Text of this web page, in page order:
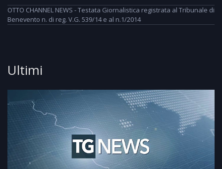
OTTO CHANNEL NEWS - Testata Giornalistica registrata al Tribunale di
Benevento n. di reg. V.G. 539/14 e al n.1/2014
Ultimi